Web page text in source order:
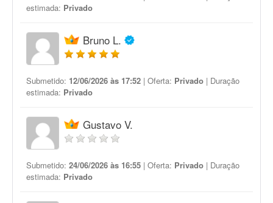
estimada: Privado
Bruno L.
Submetido: 12/06/2026 às 17:52 | Oferta: Privado | Duração
estimada: Privado
Gustavo V.
Submetido: 24/06/2026 às 16:55 | Oferta: Privado | Duração
estimada: Privado